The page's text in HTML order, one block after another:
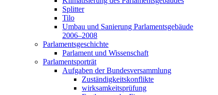
Splitter
Tilo
Umbau und Sanierung Parlamentsgebäude
2006–2008
Parlamentsgeschichte
Parlament und Wissenschaft
Parlamentsporträt
Aufgaben der Bundesversammlung
Zuständigkeitskonflikte
wirksamkeitsprüfung